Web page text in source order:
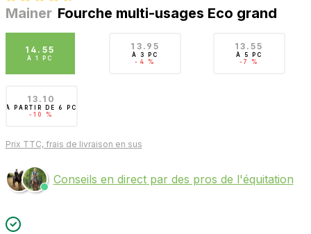
Note moyenne de 4.6 sur 5 étoiles
Mainer Fourche multi-usages Eco grand
14.55
À 1 PC
13.95
À3 PC
-4 %
13.55
À
5 PC
-7 %
13.10
À PARTIR DE 6 PC
-10 %
Prix TTC, frais de livraison en sus
Conseils en direct par des pros de l'équitation